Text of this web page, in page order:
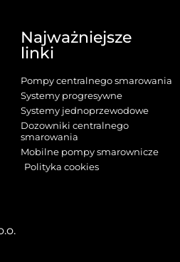
Najważniejsze
linki
Pompy centralnego smarowania
Systemy progresywne
Systemy jednoprzewodowe
Dozowniki centralnego
smarowania
Mobilne pompy smarownicze
Polityka cookies